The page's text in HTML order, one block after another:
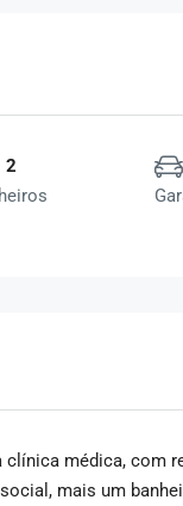
2
médica, com
mais um